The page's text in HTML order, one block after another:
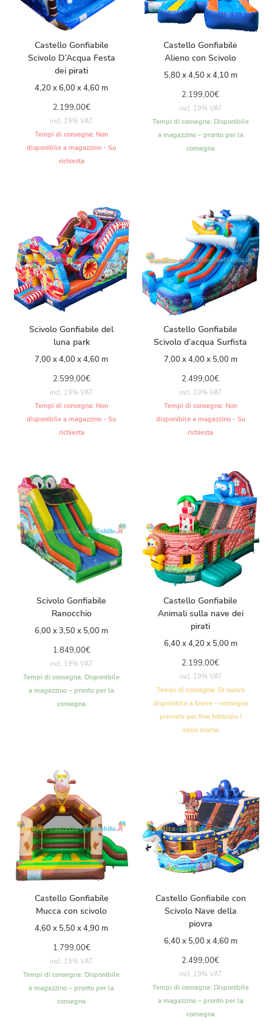
Castello Gonfiabile
Scivolo D’Acqua Festa
dei pirati
4,20 x 6,00 x 4,60 m
2.199,00€
incl. 19% VAT
Tempi di consegna: Non
disponibile a magazzino - Su
richiesta
Castello Gonfiabile
Alieno con Scivolo
5,80 x 4,50 x 4,10 m
2.199,00€
incl. 19% VAT
Tempi di consegna: Disponibile
a magazzino – pronto per la
consegna
Scivolo Gonfiabile del
luna park
7,00 x 4,00 x 4,60 m
2.599,00€
incl. 19% VAT
Tempi di consegna: Non
disponibile a magazzino - Su
richiesta
Castello Gonfiabile
Scivolo d’acqua Surfista
7,00 x 4,00 x 5,00 m
2.499,00€
incl. 19% VAT
Tempi di consegna: Non
disponibile a magazzino - Su
richiesta
Scivolo Gonfiabile
Ranocchio
6,00 x 3,50 x 5,00 m
1.849,00€
incl. 19% VAT
Tempi di consegna: Disponibile
a magazzino – pronto per la
consegna
Castello Gonfiabile
Animali sulla nave dei
pirati
6,40 x 4,20 x 5,00 m
2.199,00€
incl. 19% VAT
Tempi di consegna: Di nuovo
disponibile a breve – consegna
prevista per fine febbraio /
inizio marzo
Castello Gonfiabile
Mucca con scivolo
4,60 x 5,50 x 4,90 m
1.799,00€
incl. 19% VAT
Tempi di consegna: Disponibile
a magazzino – pronto per la
consegna
Castello Gonfiabile con
Scivolo Nave della
piovra
6,40 x 5,00 x 4,60 m
2.499,00€
incl. 19% VAT
Tempi di consegna: Disponibile
a magazzino – pronto per la
consegna